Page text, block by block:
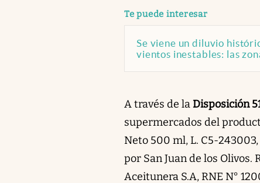
Te puede interesar
Se viene un diluvio
vientos inestables: las
abre en nueva pestaña
A través de laDisposición
supermercados del
Neto 500 ml, L. C5-243003,
por San Juan de los Olivos.
Aceitunera S.A, RNE N°